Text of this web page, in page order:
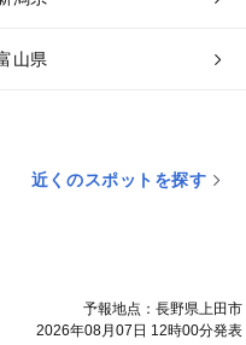
山県
近くのスポットを探す
予報地点：長野県上田市
2026年08月07日 12時00分発表